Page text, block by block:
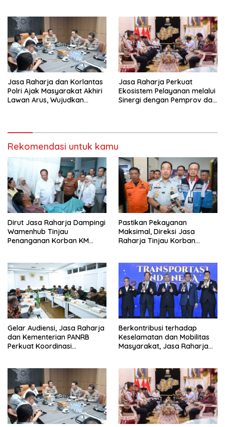
Awards 2026
Jasa Raharja dan Korlantas
Polri Ajak Masyarakat Akhiri
Lawan Arus, Wujudkan
Jasa Raharja Perkuat
Ekosistem Pelayanan melalui
Sinergi dengan Pemprov dan
Rekomendasi untuk kamu
Dirut Jasa Raharja Dampingi
Wamenhub Tinjau
Penanganan Korban KM
Pastikan Pekayanan
Maksimal, Direksi Jasa
Raharja Tinjau Korban
Gelar Audiensi, Jasa Raharja
dan Kementerian PANRB
Perkuat Koordinasi
Berkontribusi terhadap
Keselamatan dan Mobilitas
Masyarakat, Jasa Raharja
Awards 2026